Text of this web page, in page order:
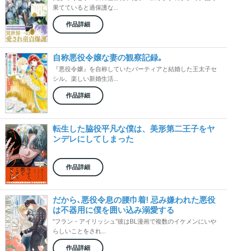
果てていると過保護な...
作品詳細
自称悪役令嬢な妻の観察記録｡
『悪役令嬢』を自称していたバーティアと結婚した王太子セ
シル。楽しい新婚生活...
作品詳細
転生した脇役平凡な僕は、美形第二王子をヤ
ンデレにしてしまった
作品詳細
だから､悪役令息の腰巾着! 忌み嫌われた悪役
は不器用に僕を囲い込み溺愛する
“フラン・アイリッシュ”彼はBL漫画で複数のイケメンにいや
らしいことをされ...
作品詳細